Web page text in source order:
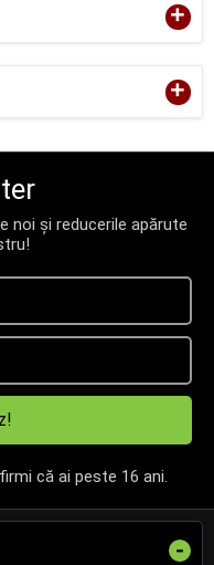
+
+
noi și reducerile apărute
că ai peste 16 ani.
-